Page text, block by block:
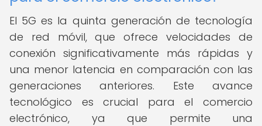
El 5G es la quinta generación de tecnología
de red móvil, que ofrece velocidades de
conexión significativamente más rápidas y
una menor latencia en comparación con las
generaciones anteriores. Este avance
tecnológico es crucial para el comercio
electrónico, ya que permite una